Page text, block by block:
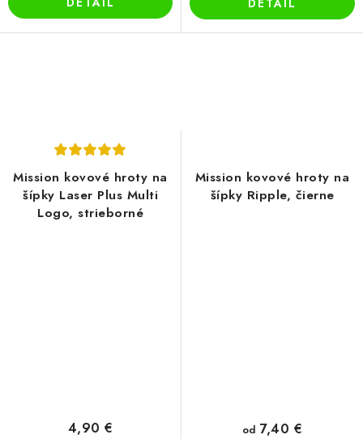
DETAIL
Mission kovové hroty na
šípky Laser Plus Multi
Logo, strieborné
4,90 €
Mission kovové hroty na
šípky Ripple, čierne
od 7,40 €